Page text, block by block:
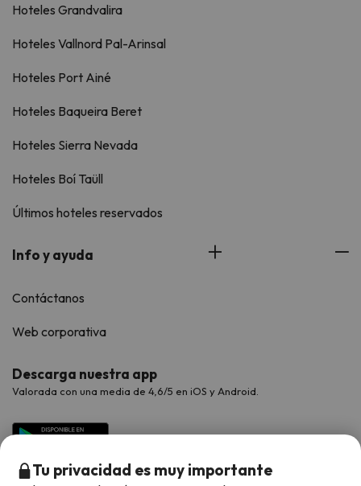
Hoteles Grandvalira
Hoteles Vallnord Pal-Arinsal
Hoteles Port Ainé
Hoteles Baqueira Beret
Hoteles Sierra Nevada
Hoteles Boí Taüll
Últimos hoteles reservados
Info y ayuda
Contáctanos
Web corporativa
Descarga nuestra app
Valorada con una media de 4,6/5 en iOS y Android.
Tu privacidad es muy importante